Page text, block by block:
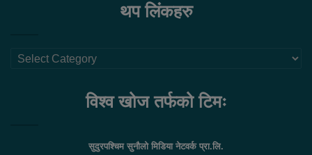
थप लिंकहरु
थप
विश्व खोज तर्फको टिमः
सुदुरपश्चिम सुनौलो मिडिया नेटवर्क प्रा.लि.